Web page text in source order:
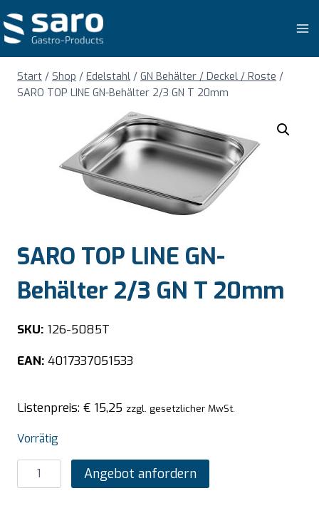
Inhalt
springen
Start / Shop / Edelstahl / GN Behälter / Deckel / Roste /
SARO TOP LINE GN-Behälter 2/3 GN T 20mm
SARO TOP LINE GN-
Behälter 2/3 GN T 20mm
SKU: 126-5085T
EAN: 4017337051533
Listenpreis: € 15,25 zzgl. gesetzlicher MwSt.
Vorrätig
SARO
TOP
Angebot anfordern